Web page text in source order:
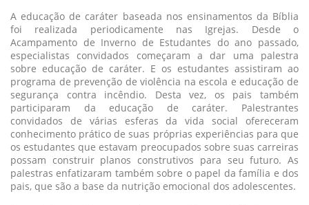
A educação de caráter baseada nos ensinamentos da Bíblia
foi realizada periodicamente nas Igrejas. Desde o
Acampamento de Inverno de Estudantes do ano passado,
especialistas convidados começaram a dar uma palestra
sobre educação de caráter. E os estudantes assistiram ao
programa de prevenção de violência na escola e educação de
segurança contra incêndio. Desta vez, os pais também
participaram da educação de caráter. Palestrantes
convidados de várias esferas da vida social ofereceram
conhecimento prático de suas próprias experiências para que
os estudantes que estavam preocupados sobre suas carreiras
possam construir planos construtivos para seu futuro. As
palestras enfatizaram também sobre o papel da família e dos
pais, que são a base da nutrição emocional dos adolescentes.